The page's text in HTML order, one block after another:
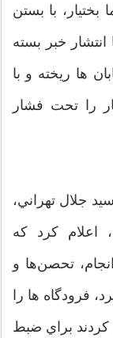
گيرد اما بختيار، با بستن
انتشار خبر بسته
ها ريخته و با
را تحت فشار
جلال تهراني،‌
اعلام کرد که
تحصن‌ها و
فرودگاه ها را
کردند براي ضبط